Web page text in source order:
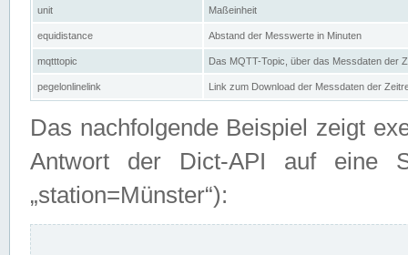
unit Maßeinheit
equidistance Abstand der Messwerte in Minuten
mqtttopic Das MQTT-Topic, über das Messdaten der
pegelonlinelink Link zum Download der Messdaten der
Das nachfolgende Beispiel zeigt
Antwort der Dict-API auf eine
„station=Münster“):